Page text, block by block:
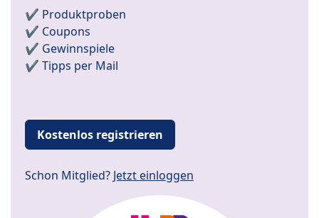
✔️ Produktproben
✔️ Coupons
✔️ Gewinnspiele
✔️ Tipps per Mail
Kostenlos registrieren
Schon Mitglied? Jetzt einloggen